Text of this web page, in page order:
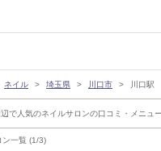
ン一覧 (1/3)
ネイル 埼玉県 川口市 川口駅
で人気のネイルサロンの口コミ・メニ